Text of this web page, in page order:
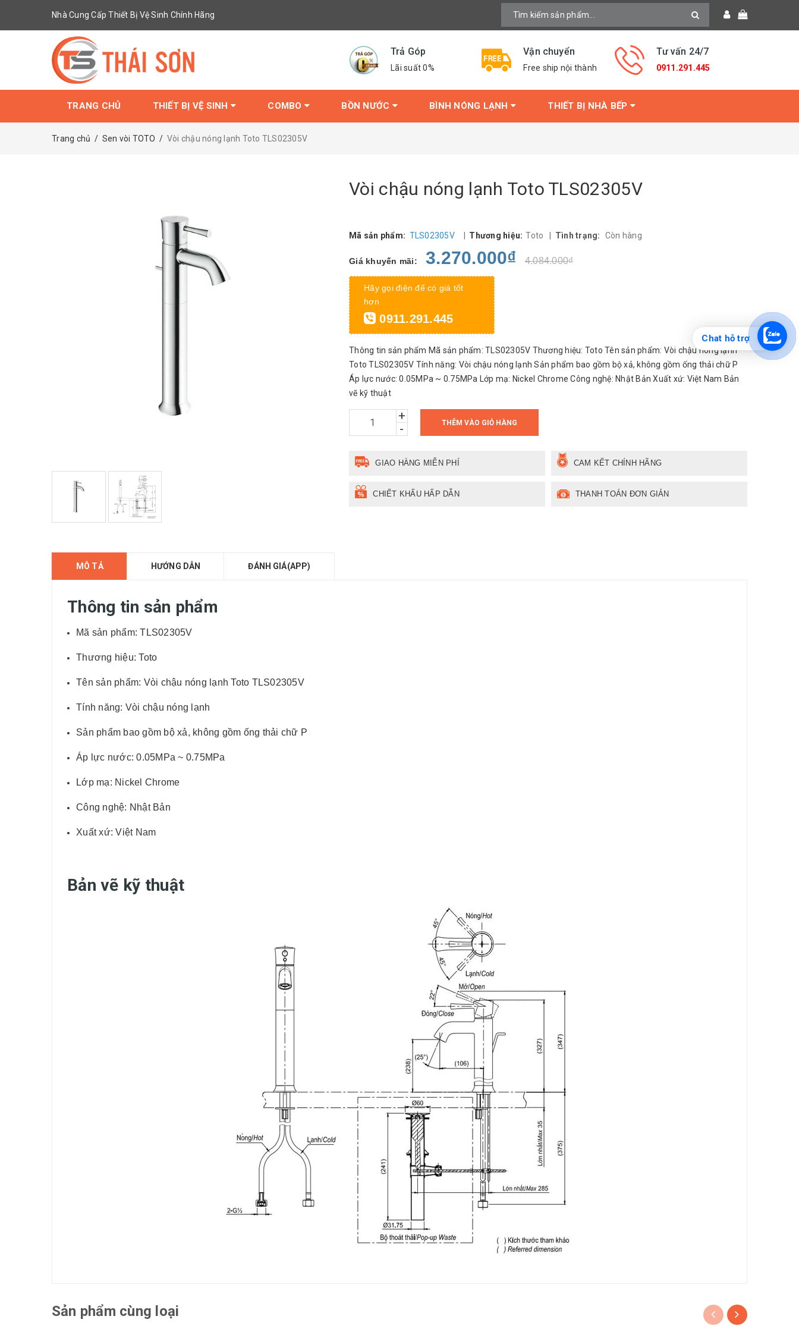
Nhà Cung Cấp Thiết Bị Vệ Sinh Chính Hãng
Trả Góp
Lãi suất 0%
Vận chuyển
Free ship nội thành
Tư vấn 24/7
0911.291.445
TRANG CHỦ THIẾT BỊ VỆ SINH COMBO BỒN NƯỚC BÌNH NÓNG LẠNH THIẾT BỊ NHÀ BẾP
Trang chủ / Sen vòi TOTO / Vòi chậu nóng lạnh Toto TLS02305V
Vòi chậu nóng lạnh Toto TLS02305V
Mã sản phẩm: TLS02305V Thương hiệu: Toto Tình trạng: Còn hàng
Giá khuyến mãi: 3.270.000₫ 4.084.000₫
Hãy gọi điện để có giá tốt
hơn
0911.291.445
Thông tin sản phẩm Mã sản phẩm: TLS02305V Thương hiệu: Toto Tên sản phẩm: Vòi chậu nóng lạnh
Toto TLS02305V Tính năng: Vòi chậu nóng lạnh Sản phẩm bao gồm bộ xả, không gồm ống thải chữ P
Áp lực nước: 0.05MPa ~ 0.75MPa Lớp mạ: Nickel Chrome Công nghệ: Nhật Bản Xuất xứ: Việt Nam Bản
vẽ kỹ thuật
+
-
THÊM VÀO GIỎ HÀNG
GIAO HÀNG MIỄN PHÍ CAM KẾT CHÍNH HÃNG
CHIẾT KHẤU HẤP DẪN THANH TOÁN ĐƠN GIẢN
MÔ TẢ HƯỚNG DẪN ĐÁNH GIÁ(APP)
Thông tin sản phẩm
Mã sản phẩm: TLS02305V
Thương hiệu: Toto
Tên sản phẩm: Vòi chậu nóng lạnh Toto TLS02305V
Tính năng: Vòi chậu nóng lạnh
Sản phẩm bao gồm bộ xả, không gồm ống thải chữ P
Áp lực nước: 0.05MPa ~ 0.75MPa
Lớp mạ: Nickel Chrome
Công nghệ: Nhật Bản
Xuất xứ: Việt Nam
Bản vẽ kỹ thuật
Sản phẩm cùng loại
Chat hỗ trợ